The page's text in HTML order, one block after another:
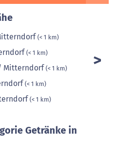
(< 1 km)
(< 1 km)
Mitterndorf(< 1 km)
(< 1 km)
(< 1 km)
Getränke in